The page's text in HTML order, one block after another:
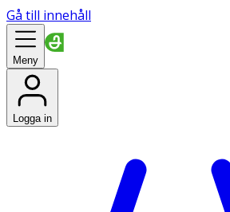
Gå till innehåll
Meny
Logga in